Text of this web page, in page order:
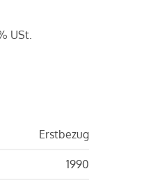
USt.
Erstbezug
1990